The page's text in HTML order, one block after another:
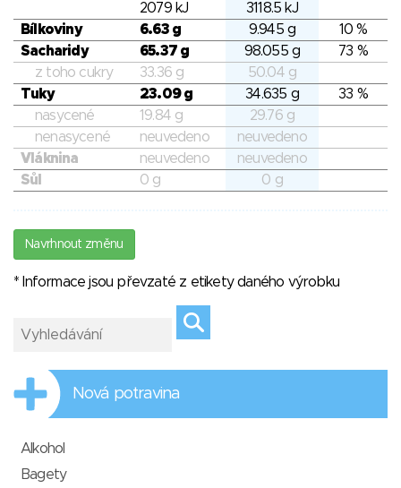
2079 kJ
3118.5 kJ
Bílkoviny
6.63 g 9.945 g
10 %
Sacharidy
65.37 g 98.055 g
73 %
z toho cukry
33.36 g
50.04 g
Tuky
23.09 g 34.635 g
33 %
nasycené
19.84 g
29.76 g
nenasycené
neuvedeno
neuvedeno
Vláknina
neuvedeno
neuvedeno
Sůl
0 g 0 g
Navrhnout změnu
* Informace jsou převzaté z etikety daného výrobku
Nová potravina
Alkohol
Bagety